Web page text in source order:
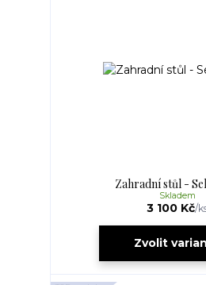
Zahradní stůl -
3 100 Kč/
Skladem
Zvolit